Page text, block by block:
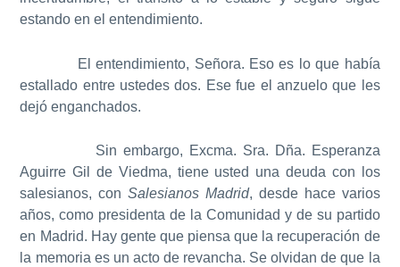
estando en el entendimiento.
El entendimiento, Señora. Eso es lo que había
estallado entre ustedes dos. Ese fue el anzuelo que les
dejó enganchados.
Sin embargo, Excma. Sra. Dña. Esperanza
Aguirre Gil de Viedma, tiene usted una deuda con los
salesianos, conSalesianos Madrid, desde hace varios
años, como presidenta de la Comunidad y de su partido
en Madrid. Hay gente que piensa que la recuperación de
la memoria es un acto de revancha. Se olvidan de que la